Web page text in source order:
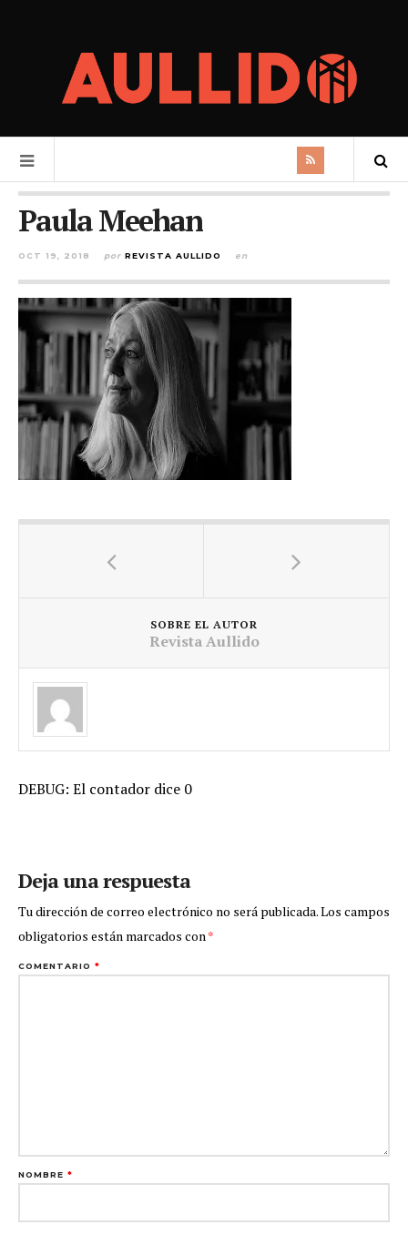
Paula Meehan
OCT 19, 2018 por REVISTA AULLIDO en
SOBRE EL AUTOR
Revista Aullido
DEBUG: El contador dice 0
Deja una respuesta
Tu dirección de correo electrónico no será publicada.Los campos
obligatorios están marcados con*
COMENTARIO *
NOMBRE *